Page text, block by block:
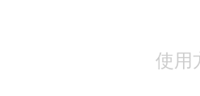
使用